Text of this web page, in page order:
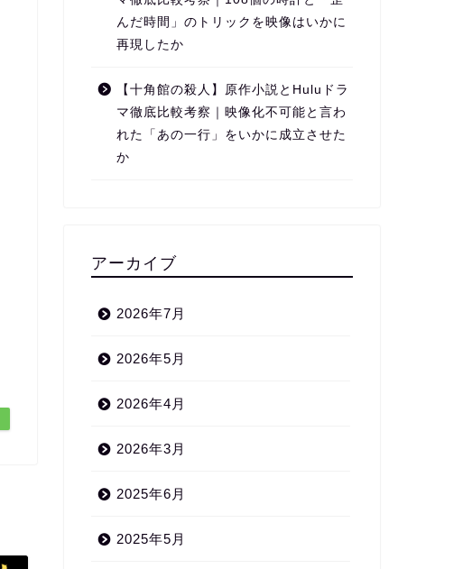
んだ時間」のトリックを映像はいかに
再現したか
【十角館の殺人】原作小説とHuluドラ
マ徹底比較考察｜映像化不可能と言わ
れた「あの一行」をいかに成立させた
か
アーカイブ
2026年7月
2026年5月
2026年4月
2026年3月
2025年6月
2025年5月